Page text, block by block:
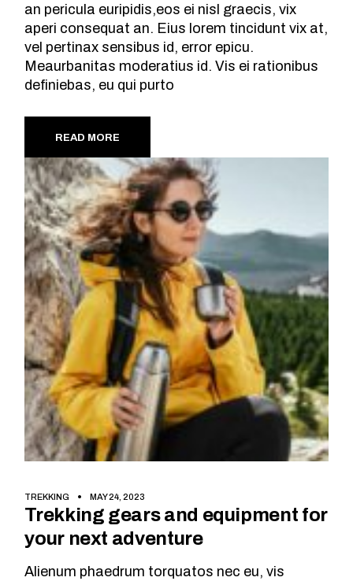
an pericula euripidis,eos ei nisl graecis, vix
aperi consequat an. Eius lorem tincidunt vix at,
vel pertinax sensibus id, error epicu.
Meaurbanitas moderatius id. Vis ei rationibus
definiebas, eu qui purto
READ MORE
TREKKING MAY 24, 2023
Trekking gears and equipment for
your next adventure
Alienum phaedrum torquatos nec eu, vis